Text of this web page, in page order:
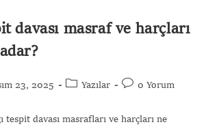
davası masraf ve harçları
23, 2025 Yazılar 0 Yorum
tespit davası masrafları ve harçları ne